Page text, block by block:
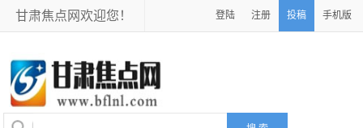
甘肃焦点网欢迎您！ 登陆 注册 投稿 手机版